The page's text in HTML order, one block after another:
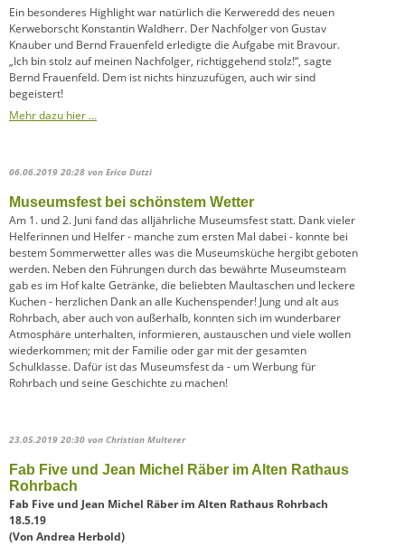
Ein besonderes Highlight war natürlich die Kerweredd des neuen
Kerweborscht Konstantin Waldherr. Der Nachfolger von Gustav
Knauber und Bernd Frauenfeld erledigte die Aufgabe mit Bravour.
„Ich bin stolz auf meinen Nachfolger, richtiggehend stolz!“, sagte
Bernd Frauenfeld. Dem ist nichts hinzuzufügen, auch wir sind
begeistert!
Mehr dazu hier …
06.06.2019 20:28 von Erica Dutzi
Museumsfest bei schönstem Wetter
Am 1. und 2. Juni fand das alljährliche Museumsfest statt. Dank vieler
Helferinnen und Helfer - manche zum ersten Mal dabei - konnte bei
bestem Sommerwetter alles was die Museumsküche hergibt geboten
werden. Neben den Führungen durch das bewährte Museumsteam
gab es im Hof kalte Getränke, die beliebten Maultaschen und leckere
Kuchen - herzlichen Dank an alle Kuchenspender! Jung und alt aus
Rohrbach, aber auch von außerhalb, konnten sich im wunderbarer
Atmosphäre unterhalten, informieren, austauschen und viele wollen
wiederkommen; mit der Familie oder gar mit der gesamten
Schulklasse. Dafür ist das Museumsfest da - um Werbung für
Rohrbach und seine Geschichte zu machen!
23.05.2019 20:30 von Christian Multerer
Fab Five und Jean Michel Räber im Alten Rathaus
Rohrbach
Fab Five und Jean Michel Räber im Alten Rathaus Rohrbach
18.5.19
(Von Andrea Herbold)